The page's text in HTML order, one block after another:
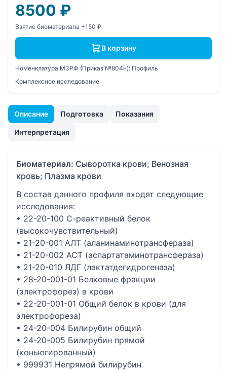
Описание Подготовка Показания
Интерпретация
Биоматериал: Сыворотка крови; Венозная
кровь; Плазма крови
В состав данного профиля входят следующие
исследования:
• 22-20-100 С-реактивный белок
(высокочувствительный)
• 21-20-001 АЛТ (аланинаминотрансфераза)
• 21-20-002 АСТ (аспартатаминотрансфераза)
• 21-20-010 ЛДГ (лактатдегидрогеназа)
• 28-20-001-01 Белковые фракции
(электрофорез) в крови
• 22-20-001-01 Общий белок в крови (для
электрофореза)
• 24-20-004 Билирубин общий
• 24-20-005 Билирубин прямой
(коньюгированный)
• 999931 Непрямой билирубин
8500 ₽
Взятие биоматериала +150 ₽
В корзину
Номенклатура МЗРФ (Приказ №804н): Профиль
Комплексное исследование